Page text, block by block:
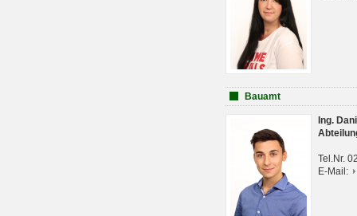
Bauamt
Ing.
Tel.Nr.
E-Mail: